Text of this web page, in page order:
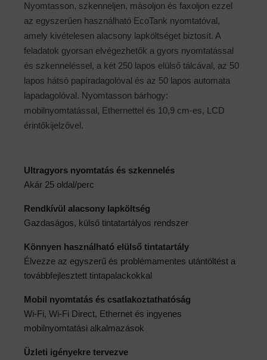
Nyomtasson, szkenneljen, másoljon és faxoljon ezzel
az egyszerűen használható EcoTank nyomtatóval,
amely kivételesen alacsony lapköltséget biztosít. A
feladatok gyorsan elvégezhetők a gyors nyomtatással
és szkenneléssel, a két 250 lapos elülső tálcával, az 50
lapos hátsó papíradagolóval és az 50 lapos automata
lapadagolóval. Nyomtasson bárhogy:
mobilnyomtatással, Ethernettel és 10,9 cm-es, LCD
érintőkijelzővel.
Ultragyors nyomtatás és szkennelés
Akár 25 oldal/perc
Rendkívül alacsony lapköltség
Gazdaságos, külső tintatartályos rendszer
Könnyen használható elülső tintatartály
Élvezze az egyszerű és problémamentes utántöltést a
továbbfejlesztett tintapalackokkal
Mobil nyomtatás és csatlakoztathatóság
Wi-Fi, Wi-Fi Direct, Ethernet és ingyenes
mobilnyomtatási alkalmazások
Üzleti igényekre tervezve